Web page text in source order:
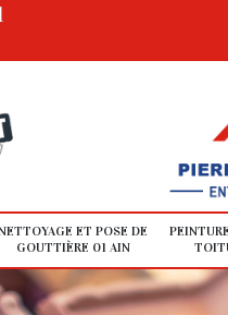
ET POSE DE
GOUTTIÈRE 01 AIN